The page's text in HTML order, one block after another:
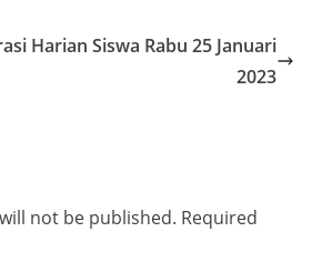
Harian Siswa Rabu 25 Januari
2023
not be published. Required